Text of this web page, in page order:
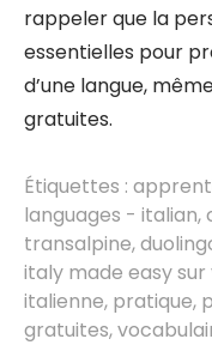
rappeler que la
essentielles pour
d’une langue,
gratuites.
Étiquettes :
languages - italian,
transalpine,
italy made easy
italienne, pratique,
gratuites,